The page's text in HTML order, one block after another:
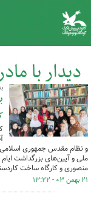
دیدار با
کل اخبار:2
و نظام مقدس جمهوری اسلامی
ملی و آیین‌های بزرگداشت ایام
منصوری و کارگاه ساخت
۲۱ بهمن ۰۳ - ۱۳:۲۲